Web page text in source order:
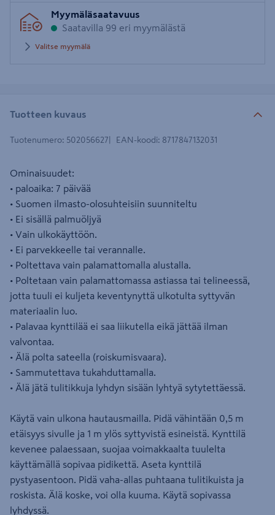
postinumero
Myymäläsaatavuus
Saatavilla 99 eri myymälästä
Valitse myymälä
Tuotteen kuvaus
Tuotenumero: 502056627 EAN-koodi: 8717847132031
Ominaisuudet:
• paloaika: 7 päivää
• Suomen ilmasto-olosuhteisiin suunniteltu
• Ei sisällä palmuöljyä
• Vain ulkokäyttöön.
• Ei parvekkeelle tai verannalle.
• Poltettava vain palamattomalla alustalla.
• Poltetaan vain palamattomassa astiassa tai telineessä,
jotta tuuli ei kuljeta keventynyttä ulkotulta syttyvän
materiaalin luo.
• Palavaa kynttilää ei saa liikutella eikä jättää ilman
valvontaa.
• Älä polta sateella (roiskumisvaara).
• Sammutettava tukahduttamalla.
• Älä jätä tulitikkuja lyhdyn sisään lyhtyä sytytettäessä.
Käytä vain ulkona hautausmailla. Pidä vähintään 0,5 m
etäisyys sivulle ja 1 m ylös syttyvistä esineistä. Kynttilä
kevenee palaessaan, suojaa voimakkaalta tuulelta
käyttämällä sopivaa pidikettä. Aseta kynttilä
pystyasentoon. Pidä vaha-allas puhtaana tulitikuista ja
roskista. Älä koske, voi olla kuuma. Käytä sopivassa
lyhdyssä.